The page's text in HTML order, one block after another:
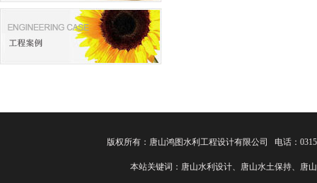
版权所有：唐山鸿图水利工程设计有限公司 电话：
本站关键词：唐山水利设计、唐山水土保持、唐